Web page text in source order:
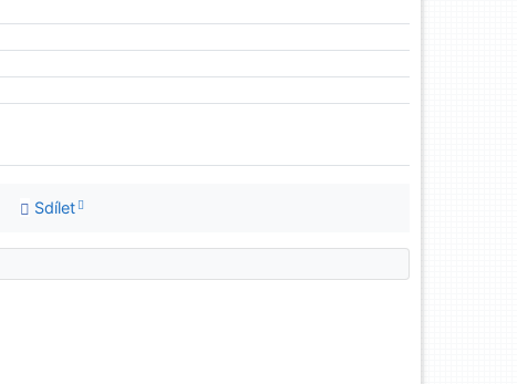
Sdílet